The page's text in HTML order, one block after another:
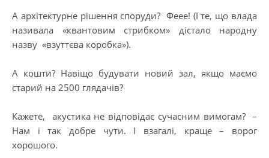
А архітектурне рішення споруди? Феее! (І те, що влада
називала «квантовим стрибком» дістало народну
назву «взуттєва коробка»).
А кошти? Навіщо будувати новий зал, якщо маємо
старий на 2500 глядачів?
Кажете, акустика не відповідає сучасним вимогам? –
Нам і так добре чути. І взагалі, краще – ворог
хорошого.